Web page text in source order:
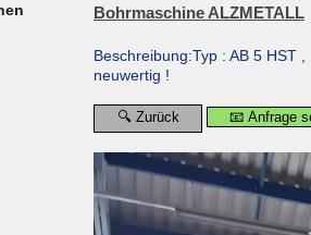
Bohrmaschine ALZMETALL
Beschreibung:Typ : AB 5 HST
neuwertig !
🔍 Zurück 📧 Anfrage